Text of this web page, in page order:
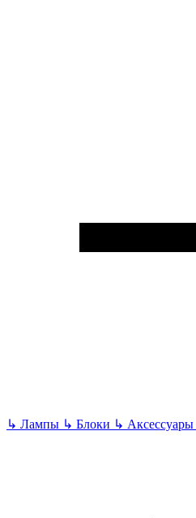
↳ Лампы ↳ Блоки ↳ Аксессуары